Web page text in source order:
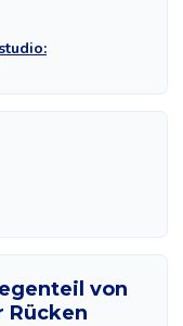
von
Rücken